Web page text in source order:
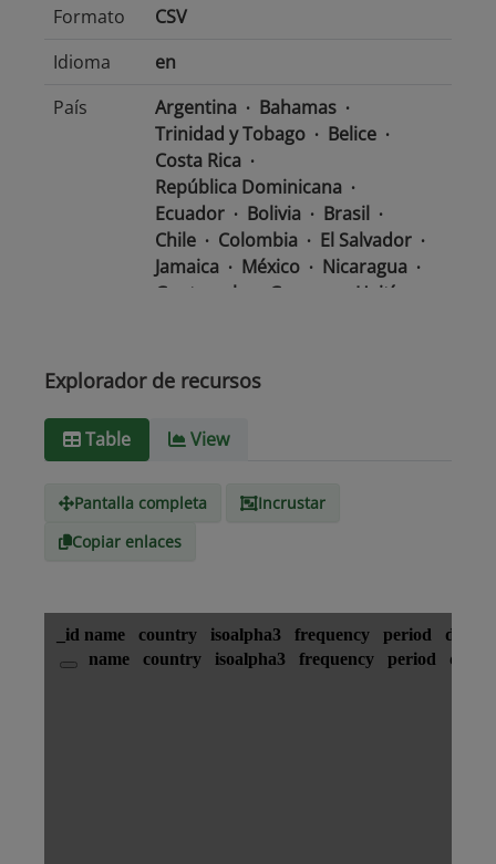
Formato
CSV
Idioma
en
País
Argentina
Bahamas
Trinidad y Tobago
Belice
Costa Rica
República Dominicana
Ecuador
Bolivia
Brasil
Chile
Colombia
El Salvador
Jamaica
México
Nicaragua
Guatemala
Guyana
Haití
Barbados
Paraguay
Tipo de
text/csv
Explorador de recursos
Table View
Pantalla completa
Incrustar
Copiar enlaces